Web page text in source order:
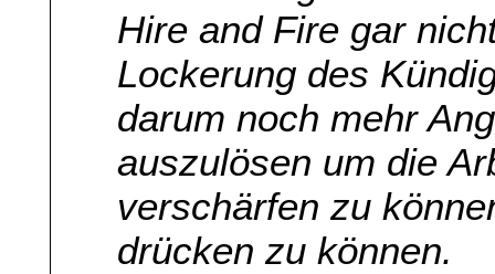
Hire and Fire gar
Lockerung des
darum noch mehr
auszulösen um die
verschärfen zu
drücken zu können.